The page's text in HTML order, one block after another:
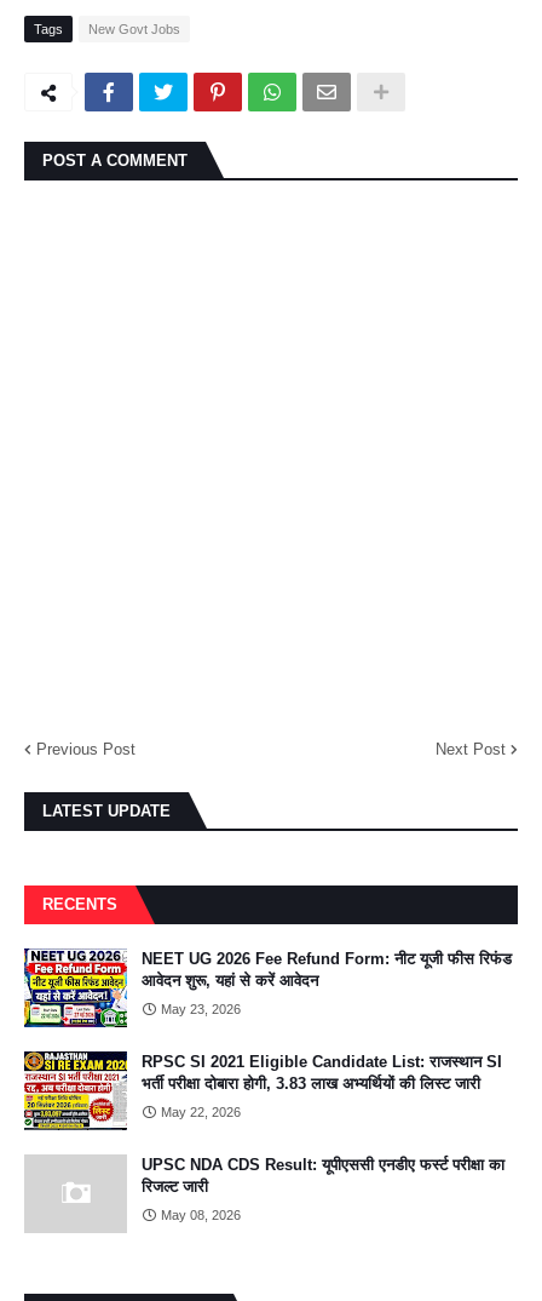
Tags New Govt Jobs
POST A COMMENT
Previous Post Next Post
LATEST UPDATE
RECENTS
NEET UG 2026 Fee Refund Form: नीट यूजी फीस रिफंड
आवेदन शुरू, यहां से करें आवेदन
May 23, 2026
RPSC SI 2021 Eligible Candidate List: राजस्थान SI
भर्ती परीक्षा दोबारा होगी, 3.83 लाख अभ्यर्थियों की लिस्ट जारी
May 22, 2026
UPSC NDA CDS Result: यूपीएससी एनडीए फर्स्ट परीक्षा का
रिजल्ट जारी
May 08, 2026